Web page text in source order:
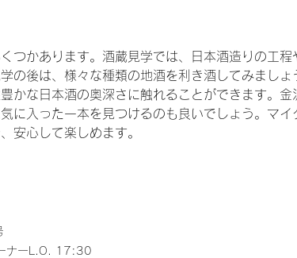
つかあります。酒蔵見学では、日本酒造りの工程
の後は、様々な種類の地酒を利き酒してみましょ
かな日本酒の奥深さに触れることができます。金
に入った一本を見つけるのも良いでしょう。マイ
安心して楽しめます。
ナーL.O. 17:30